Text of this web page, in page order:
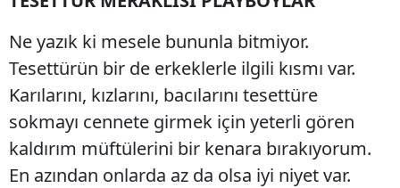
Ne yazık ki mesele bununla bitmiyor.
Tesettürün bir de erkeklerle ilgili kısmı var.
Karılarını, kızlarını, bacılarını tesettüre
sokmayı cennete girmek için yeterli gören
kaldırım müftülerini bir kenara bırakıyorum.
En azından onlarda az da olsa iyi niyet var.